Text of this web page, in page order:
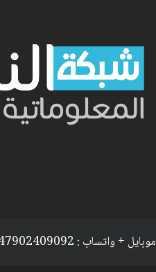
موبايل + واتساب : 009647902409092